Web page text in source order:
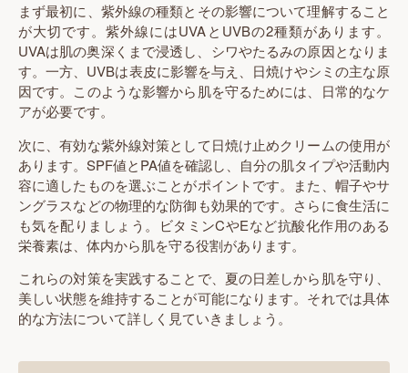
まず最初に、紫外線の種類とその影響について理解すること
が大切です。紫外線にはUVAとUVBの2種類があります。
UVAは肌の奥深くまで浸透し、シワやたるみの原因となりま
す。一方、UVBは表皮に影響を与え、日焼けやシミの主な原
因です。このような影響から肌を守るためには、日常的なケ
アが必要です。
次に、有効な紫外線対策として日焼け止めクリームの使用が
あります。SPF値とPA値を確認し、自分の肌タイプや活動内
容に適したものを選ぶことがポイントです。また、帽子やサ
ングラスなどの物理的な防御も効果的です。さらに食生活に
も気を配りましょう。ビタミンCやEなど抗酸化作用のある
栄養素は、体内から肌を守る役割があります。
これらの対策を実践することで、夏の日差しから肌を守り、
美しい状態を維持することが可能になります。それでは具体
的な方法について詳しく見ていきましょう。